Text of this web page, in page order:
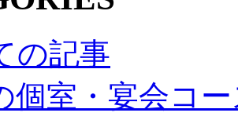
の記事
個室・宴会コ